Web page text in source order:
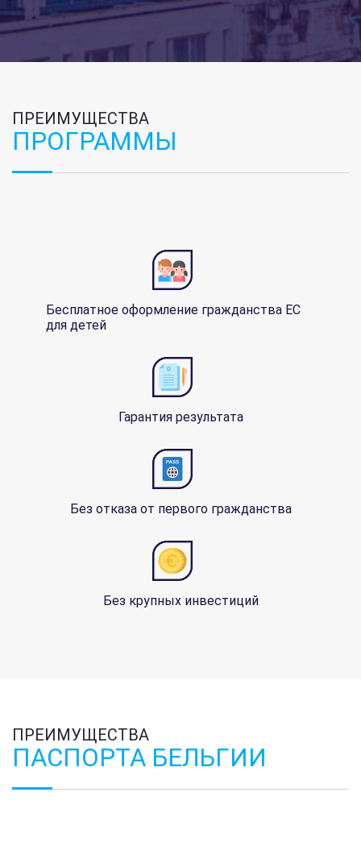
ПРЕИМУЩЕСТВА
ПРОГРАММЫ
Бесплатное оформление гражданства ЕС
для детей
Гарантия результата
Без отказа от первого гражданства
Без крупных инвестиций
ПРЕИМУЩЕСТВА
ПАСПОРТА БЕЛЬГИИ